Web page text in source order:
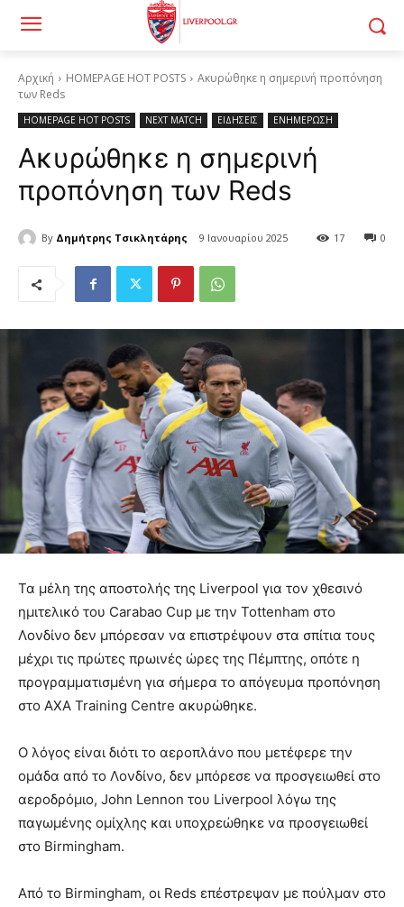
Αρχική HOMEPAGE HOT POSTS
Ακυρώθηκε η σημερινή προπόνηση
των Reds
HOMEPAGE HOT POSTS NEXT MATCH ΕΙΔΗΣΕΙΣ ΕΝΗΜΕΡΩΣΗ
Ακυρώθηκε η σημερινή
προπόνηση των Reds
By Δημήτρης Τσικλητάρης 9 Ιανουαρίου 2025 0
17
Τα μέλη της αποστολής της Liverpool για τον χθεσινό
ημιτελικό του Carabao Cup με την Tottenham στο
Λονδίνο δεν μπόρεσαν να επιστρέψουν στα σπίτια τους
μέχρι τις πρώτες πρωινές ώρες της Πέμπτης, οπότε η
προγραμματισμένη για σήμερα το απόγευμα προπόνηση
στο AXA Training Centre ακυρώθηκε.
Ο λόγος είναι διότι το αεροπλάνο που μετέφερε την
ομάδα από το Λονδίνο, δεν μπόρεσε να προσγειωθεί στο
αεροδρόμιο, John Lennon του Liverpool λόγω της
παγωμένης ομίχλης και υποχρεώθηκε να προσγειωθεί
στο Birmingham.
Από το Birmingham, οι Reds επέστρεψαν με πούλμαν στο